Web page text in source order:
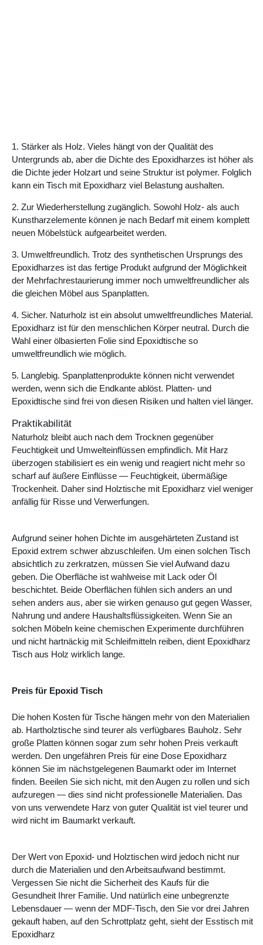
1. Stärker als Holz. Vieles hängt von der Qualität des
Untergrunds ab, aber die Dichte des Epoxidharzes ist höher als
die Dichte jeder Holzart und seine Struktur ist polymer. Folglich
kann ein Tisch mit Epoxidharz viel Belastung aushalten.
2. Zur Wiederherstellung zugänglich. Sowohl Holz- als auch
Kunstharzelemente können je nach Bedarf mit einem komplett
neuen Möbelstück aufgearbeitet werden.
3. Umweltfreundlich. Trotz des synthetischen Ursprungs des
Epoxidharzes ist das fertige Produkt aufgrund der Möglichkeit
der Mehrfachrestaurierung immer noch umweltfreundlicher als
die gleichen Möbel aus Spanplatten.
4. Sicher. Naturholz ist ein absolut umweltfreundliches Material.
Epoxidharz ist für den menschlichen Körper neutral. Durch die
Wahl einer ölbasierten Folie sind Epoxidtische so
umweltfreundlich wie möglich.
5. Langlebig. Spanplattenprodukte können nicht verwendet
werden, wenn sich die Endkante ablöst. Platten- und
Epoxidtische sind frei von diesen Risiken und halten viel länger.
Praktikabilität
Naturholz bleibt auch nach dem Trocknen gegenüber
Feuchtigkeit und Umwelteinflüssen empfindlich. Mit Harz
überzogen stabilisiert es ein wenig und reagiert nicht mehr so ​​
scharf auf äußere Einflüsse — Feuchtigkeit, übermäßige
Trockenheit. Daher sind Holztische mit Epoxidharz viel weniger
anfällig für Risse und Verwerfungen.
Aufgrund seiner hohen Dichte im ausgehärteten Zustand ist
Epoxid extrem schwer abzuschleifen. Um einen solchen Tisch
absichtlich zu zerkratzen, müssen Sie viel Aufwand dazu
geben. Die Oberfläche ist wahlweise mit Lack oder Öl
beschichtet. Beide Oberflächen fühlen sich anders an und
sehen anders aus, aber sie wirken genauso gut gegen Wasser,
Nahrung und andere Haushaltsflüssigkeiten. Wenn Sie an
solchen Möbeln keine chemischen Experimente durchführen
und nicht hartnäckig mit Schleifmitteln reiben, dient Epoxidharz
Tisch aus Holz wirklich lange.
Preis für Epoxid Tisch
Die hohen Kosten für Tische hängen mehr von den Materialien
ab. Hartholztische sind teurer als verfügbares Bauholz. Sehr
große Platten können sogar zum sehr hohen Preis verkauft
werden. Den ungefähren Preis für eine Dose Epoxidharz
können Sie im nächstgelegenen Baumarkt oder im Internet
finden. Beeilen Sie sich nicht, mit den Augen zu rollen und sich
aufzuregen — dies sind nicht professionelle Materialien. Das
von uns verwendete Harz von guter Qualität ist viel teurer und
wird nicht im Baumarkt verkauft.
Der Wert von Epoxid- und Holztischen wird jedoch nicht nur
durch die Materialien und den Arbeitsaufwand bestimmt.
Vergessen Sie nicht die Sicherheit des Kaufs für die
Gesundheit Ihrer Familie. Und natürlich eine unbegrenzte
Lebensdauer — wenn der MDF-Tisch, den Sie vor drei Jahren
gekauft haben, auf den Schrottplatz geht, sieht der Esstisch mit
Epoxidharz